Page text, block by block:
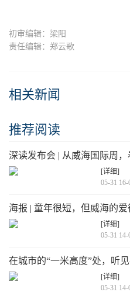
初审编辑：梁阳
责任编辑：郑云歌
相关新闻
推荐阅读
深读发布会 | 从威海国际周
章
[详细]
05-31 16-
海报 | 童年很短，但威海的爱
[详细]
05-31 14-
在城市的“一米高度”处，听
[详细]
05-31 14-